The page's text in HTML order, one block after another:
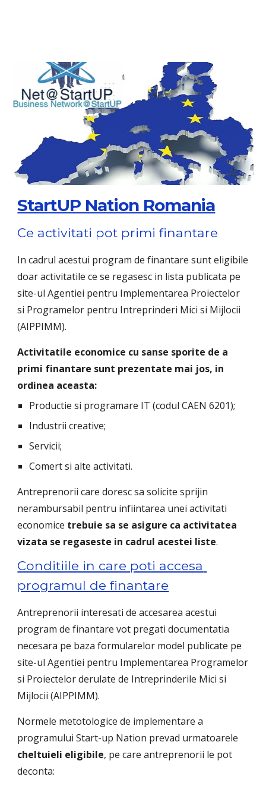
StartUP Nation Romania
Ce activitati pot primi finantare
In cadrul acestui program de finantare sunt eligibile
doar activitatile ce se regasesc in lista publicata pe
site-ul Agentiei pentru Implementarea Proiectelor
si Programelor pentru Intreprinderi Mici si Mijlocii
(AIPPIMM).
Activitatile economice cu sanse sporite de a
primi finantare sunt prezentate mai jos, in
ordinea aceasta:
Productie si programare IT (codul CAEN 6201);
Industrii creative;
Servicii;
Comert si alte activitati.
Antreprenorii care doresc sa solicite sprijin
nerambursabil pentru infiintarea unei activitati
economice trebuie sa se asigure ca activitatea
vizata se regaseste in cadrul acestei liste.
Conditiile in care poti accesa
programul de finantare
Antreprenorii interesati de accesarea acestui
program de finantare vot pregati documentatia
necesara pe baza formularelor model publicate pe
site-ul Agentiei pentru Implementarea Programelor
si Proiectelor derulate de Intreprinderile Mici si
Mijlocii (AIPPIMM).
Normele metotologice de implementare a
cheltuieli eligibile, pe care antreprenorii le pot
deconta: